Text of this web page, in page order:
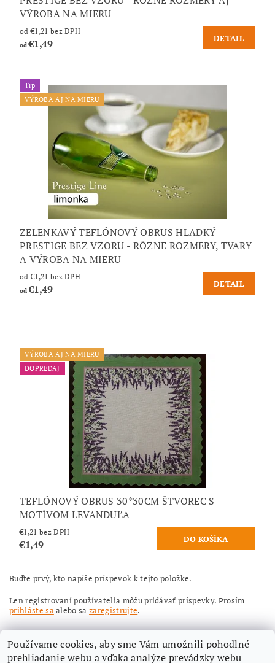
VÝROBA NA MIERU
od €1,21 bez DPH
od€1,49 DETAIL
Tip
VÝROBA AJ NA MIERU
ZELENKAVÝ TEFLÓNOVÝ OBRUS HLADKÝ
PRESTIGE BEZ VZORU - RÔZNE ROZMERY, TVARY
A VÝROBA NA MIERU
od €1,21 bez DPH
od€1,49 DETAIL
VÝROBA AJ NA MIERU
DOPREDAJ
TEFLÓNOVÝ OBRUS 30*30CM ŠTVOREC S
MOTÍVOM LEVANDUĽA
€1,21 bez DPH
€1,49
Buďte prvý, kto napíše príspevok k tejto položke.
Len registrovaní používatelia môžu pridávať príspevky. Prosím
prihláste saalebo sazaregistrujte.
Používame cookies, aby sme Vám umožnili pohodlné
prehliadanie webu a vďaka analýze prevádzky webu